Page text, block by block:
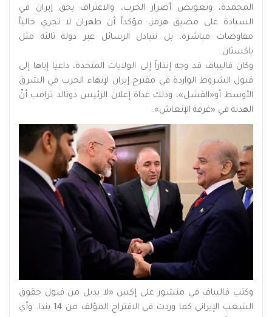
المجمدة، وتعويض أضرار الحرب، والاعتراف بحق إيران في
السيادة على مضيق هرمز، مؤكداً أن طهران لا تجري حالياً
مفاوضات مباشرة، بل تتبادل الرسائل عبر دولة ثالثة مثل
باكستان.
وكان قاليباف قد وجه إنذاراً إلى الولايات المتحدة، داعيا إياها إلى
قبول الشروط الواردة في مقترح إيران لإنهاء الحرب في الشرق
الأوسط أو«الفشل»، وذلك غداة إعلان الرئيس دونالد ترامب أنّ
الهدنة في «غرفة الإنعاش».
وكتب قاليباف في منشور على إكس «لا بديل من قبول حقوق
الشعب الإيراني كما وردت في الاقتراح المؤلف من 14 بندا. وأي